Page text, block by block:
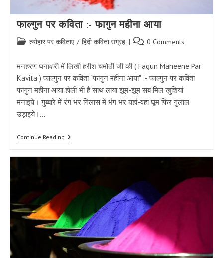
फाल्गुन पर कविता :- फागुन महीना आया
Post त्योहार पर कविताएं / हिंदी कविता संग्रह
Post 0 Comments
मनहरण घनाक्षरी में लिखी हरीश चमोली जी की ( Fagun Maheene Par
Kavita ) फाल्गुन पर कविता "फागुन महीना आया" :- फाल्गुन पर कविता
फागुन महीना आया होली भी है साथ लाया झूम-झूम सब मिल खुशियां
मनाइये। गुब्बारे में रंग भर गिलास में भंग भर यहां-वहां घूम फिर गुलाल
उड़ाइये।…
Continue Readingफाल्गुन
पर
आया